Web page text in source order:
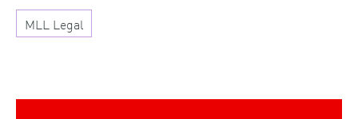
MLL Legal